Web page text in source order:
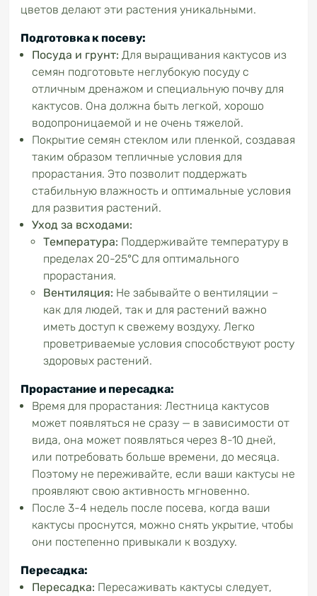
цветов делают эти растения уникальными.
Подготовка к посеву:
Посуда и грунт: Для выращивания кактусов из
семян подготовьте неглубокую посуду с
отличным дренажом и специальную почву для
кактусов. Она должна быть легкой, хорошо
водопроницаемой и не очень тяжелой.
Покрытие семян стеклом или пленкой, создавая
таким образом тепличные условия для
прорастания. Это позволит поддержать
стабильную влажность и оптимальные условия
для развития растений.
Уход за всходами:
Температура: Поддерживайте температуру в
пределах 20-25°C для оптимального
прорастания.
Вентиляция: Не забывайте о вентиляции –
как для людей, так и для растений важно
иметь доступ к свежему воздуху. Легко
проветриваемые условия способствуют росту
здоровых растений.
Прорастание и пересадка:
Время для прорастания: Лестница кактусов
может появляться не сразу — в зависимости от
вида, она может появляться через 8-10 дней,
или потребовать больше времени, до месяца.
Поэтому не переживайте, если ваши кактусы не
проявляют свою активность мгновенно.
После 3-4 недель после посева, когда ваши
кактусы проснутся, можно снять укрытие, чтобы
они постепенно привыкали к воздуху.
Пересадка:
Пересадка: Пересаживать кактусы следует,